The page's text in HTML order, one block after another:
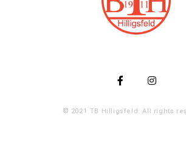
© 2021 TB Hilligsfeld. All rights